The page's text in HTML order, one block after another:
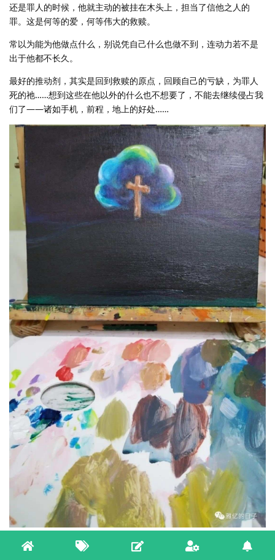
还是罪人的时候，他就主动的被挂在木头上，担当了信他之人的
罪。这是何等的爱，何等伟大的救赎。
常以为能为他做点什么，别说凭自己什么也做不到，连动力若不是
出于他都不长久。
最好的推动剂，其实是回到救赎的原点，回顾自己的亏缺，为罪人
死的祂……想到这些在他以外的什么也不想要了，不能去继续侵占我
们了——诸如手机，前程，地上的好处……